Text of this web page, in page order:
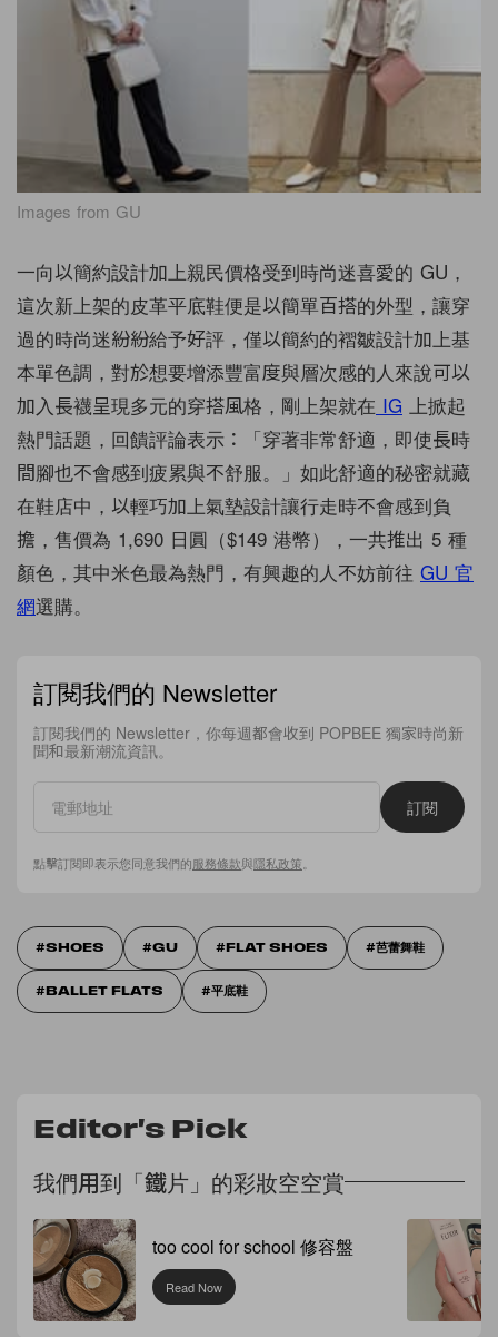
Images from GU
一向以簡約設計加上親民價格受到時尚迷喜愛的 GU，
這次新上架的皮革平底鞋便是以簡單百搭的外型，讓穿
過的時尚迷紛紛給予好評，僅以簡約的褶皺設計加上基
本單色調，對於想要增添豐富度與層次感的人來說可以
加入長襪呈現多元的穿搭風格，剛上架就在 IG 上掀起
熱門話題，回饋評論表示：「穿著非常舒適，即使長時
間腳也不會感到疲累與不舒服。」如此舒適的秘密就藏
在鞋店中，以輕巧加上氣墊設計讓行走時不會感到負
擔，售價為 1,690 日圓（$149 港幣），一共推出 5 種
顏色，其中米色最為熱門，有興趣的人不妨前往 GU 官
網選購。
訂閱我們的 Newsletter
訂閱我們的 Newsletter，你每週都會收到 POPBEE 獨家時尚新
聞和最新潮流資訊。
訂閱
點擊訂閱即表示您同意我們的服務條款與隱私政策
SHOES GU FLAT SHOES 芭蕾舞鞋
BALLET FLATS 平底鞋
Editor's Pick
我們用到「鐵片」的彩妝空空賞
too cool for school 修容盤
Read Now